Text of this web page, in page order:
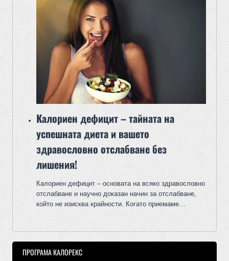
Калориен дефицит – тайната на
успешната диета и вашето
здравословно отслабване без
лишения!
Калориен дефицит – основата на всяко здравословно
отслабване и научно доказан начин за отслабване,
който не изисква крайности. Когато приемаме…
ПРОГРАМА КАЛОРЕКС